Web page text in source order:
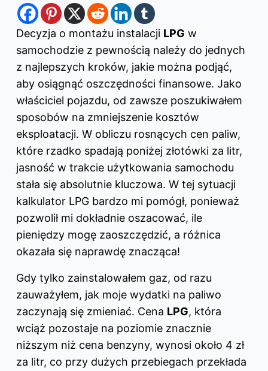
Decyzja o montażu instalacji LPG w
samochodzie z pewnością należy do jednych
z najlepszych kroków, jakie można podjąć,
aby osiągnąć oszczędności finansowe. Jako
właściciel pojazdu, od zawsze poszukiwałem
sposobów na zmniejszenie kosztów
eksploatacji. W obliczu rosnących cen paliw,
które rzadko spadają poniżej złotówki za litr,
jasność w trakcie użytkowania samochodu
stała się absolutnie kluczowa. W tej sytuacji
kalkulator LPG bardzo mi pomógł, ponieważ
pozwolił mi dokładnie oszacować, ile
pieniędzy mogę zaoszczędzić, a różnica
okazała się naprawdę znacząca!
Gdy tylko zainstalowałem gaz, od razu
zauważyłem, jak moje wydatki na paliwo
zaczynają się zmieniać. Cena LPG, która
wciąż pozostaje na poziomie znacznie
niższym niż cena benzyny, wynosi około 4 zł
za litr, co przy dużych przebiegach przekłada